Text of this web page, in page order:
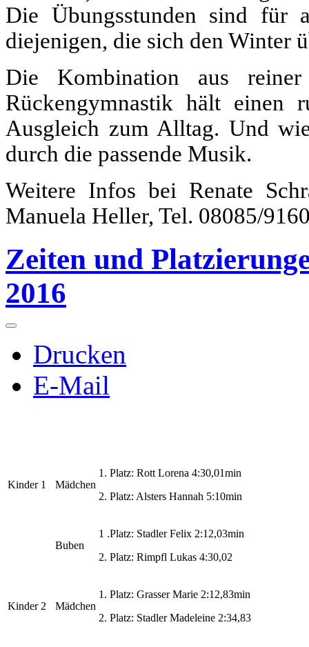
Die Übungsstunden sind für
diejenigen, die sich den Winter
Die Kombination aus
Rückengymnastik hält einen
Ausgleich zum Alltag. Und
durch die passende Musik.
Weitere Infos bei Renate
Manuela Heller, Tel. 08085/
Zeiten und
2016
Drucken
E-Mail
Kinder 1 Mädchen
1. Platz: Rott Lorena 4:30,01min
2. Platz: Alsters Hannah 5:10min
Buben
1 .Platz: Stadler Felix 2:12,03min
2. Platz: Rimpfl Lukas 4:30,02
Kinder 2 Mädchen
1. Platz: Grasser Marie 2:12,83min
2. Platz: Stadler Madeleine 2:34,83